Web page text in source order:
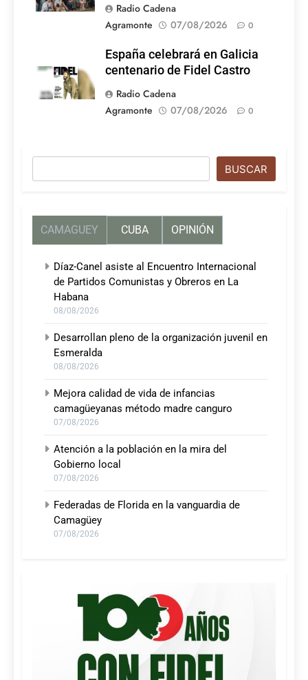
Radio Cadena
Agramonte
07/08/2026 0
España celebrará en Galicia
centenario de Fidel Castro
Radio Cadena
Agramonte
07/08/2026 0
BUSCAR
CAMAGUEY CUBA OPINIÓN
Díaz-Canel asiste al Encuentro Internacional
de Partidos Comunistas y Obreros en La
Habana
08/08/2026
Desarrollan pleno de la organización juvenil en
Esmeralda
08/08/2026
Mejora calidad de vida de infancias
camagüeyanas método madre canguro
07/08/2026
Atención a la población en la mira del
Gobierno local
07/08/2026
Federadas de Florida en la vanguardia de
Camagüey
07/08/2026